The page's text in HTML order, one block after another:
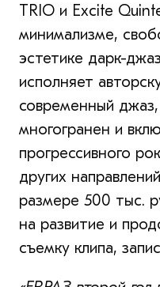
TRIO и Excite
минимализме,
эстетике дарк-
исполняет
современный
многогранен и
прогрессивного
других
размере 500 тыс.
на развитие и
съемку клипа,